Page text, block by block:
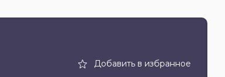
Добавить в избранное